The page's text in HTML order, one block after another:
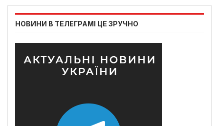
НОВИНИ В ТЕЛЕГРАМІ ЦЕ ЗРУЧНО